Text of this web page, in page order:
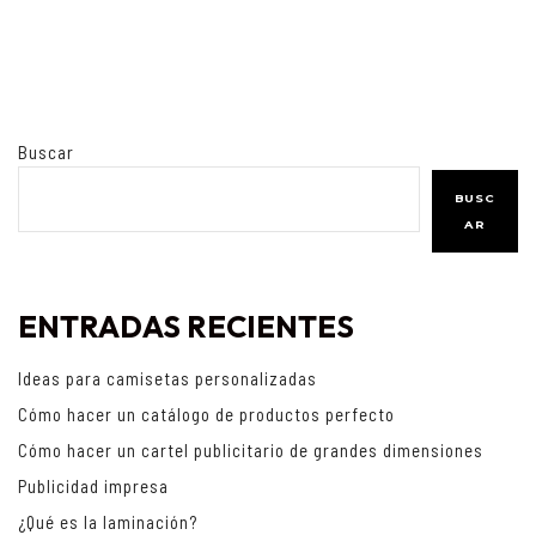
Buscar
BUSC
AR
ENTRADAS RECIENTES
Ideas para camisetas personalizadas
Cómo hacer un catálogo de productos perfecto
Cómo hacer un cartel publicitario de grandes dimensiones
Publicidad impresa
¿Qué es la laminación?